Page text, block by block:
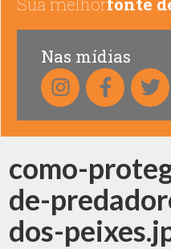
Nas mídias
como-
de-
dos-